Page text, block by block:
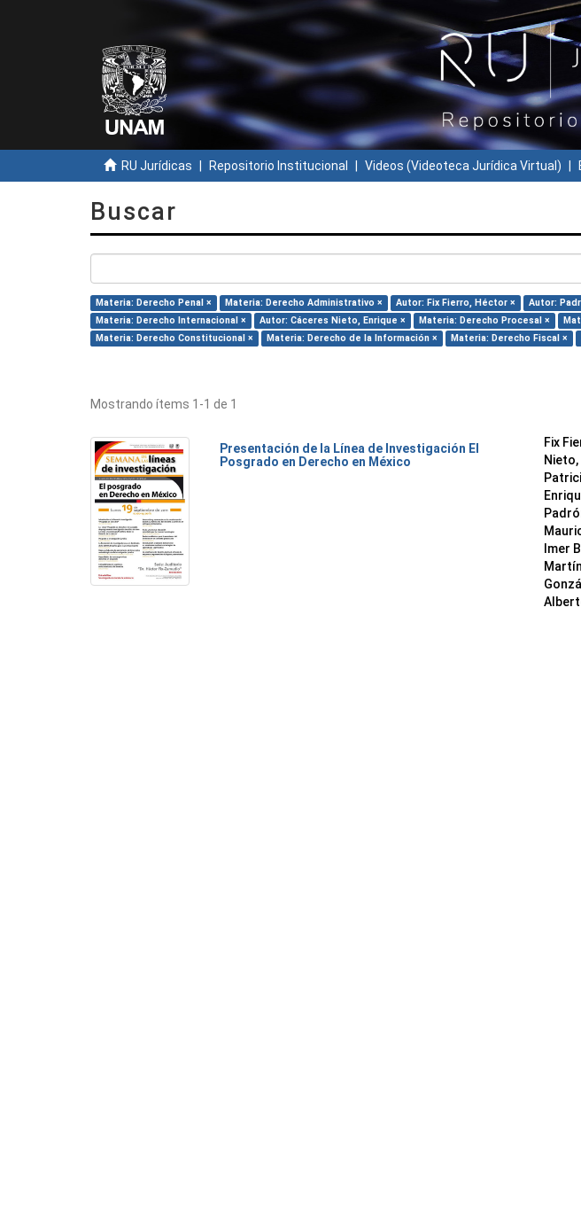
RU Jurídicas Repositorio Institucional Videos (Videoteca Jurídica Virtual)
Buscar
Materia: Derecho Penal × Materia: Derecho Administrativo × Autor: Fix Fierro, Héctor × Autor:
Materia: Derecho Internacional ×
Autor: Cáceres Nieto, Enrique × Materia: Derecho Procesal ×
Materia: Derecho Constitucional ×
Materia: Derecho de la Información × Materia: Derecho Fiscal ×
Mostrando ítems 1-1 de 1
Presentación de la Línea de Investigación El
Posgrado en Derecho en México
Fix
Imer